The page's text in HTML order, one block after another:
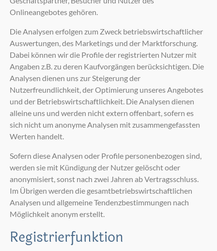
Onlineangebotes gehören.
Die Analysen erfolgen zum Zweck betriebswirtschaftlicher
Auswertungen, des Marketings und der Marktforschung.
Dabei können wir die Profile der registrierten Nutzer mit
Angaben z.B. zu deren Kaufvorgängen berücksichtigen. Die
Analysen dienen uns zur Steigerung der
Nutzerfreundlichkeit, der Optimierung unseres Angebotes
und der Betriebswirtschaftlichkeit. Die Analysen dienen
alleine uns und werden nicht extern offenbart, sofern es
sich nicht um anonyme Analysen mit zusammengefassten
Werten handelt.
Sofern diese Analysen oder Profile personenbezogen sind,
werden sie mit Kündigung der Nutzer gelöscht oder
anonymisiert, sonst nach zwei Jahren ab Vertragsschluss.
Im Übrigen werden die gesamtbetriebswirtschaftlichen
Analysen und allgemeine Tendenzbestimmungen nach
Möglichkeit anonym erstellt.
Registrierfunktion